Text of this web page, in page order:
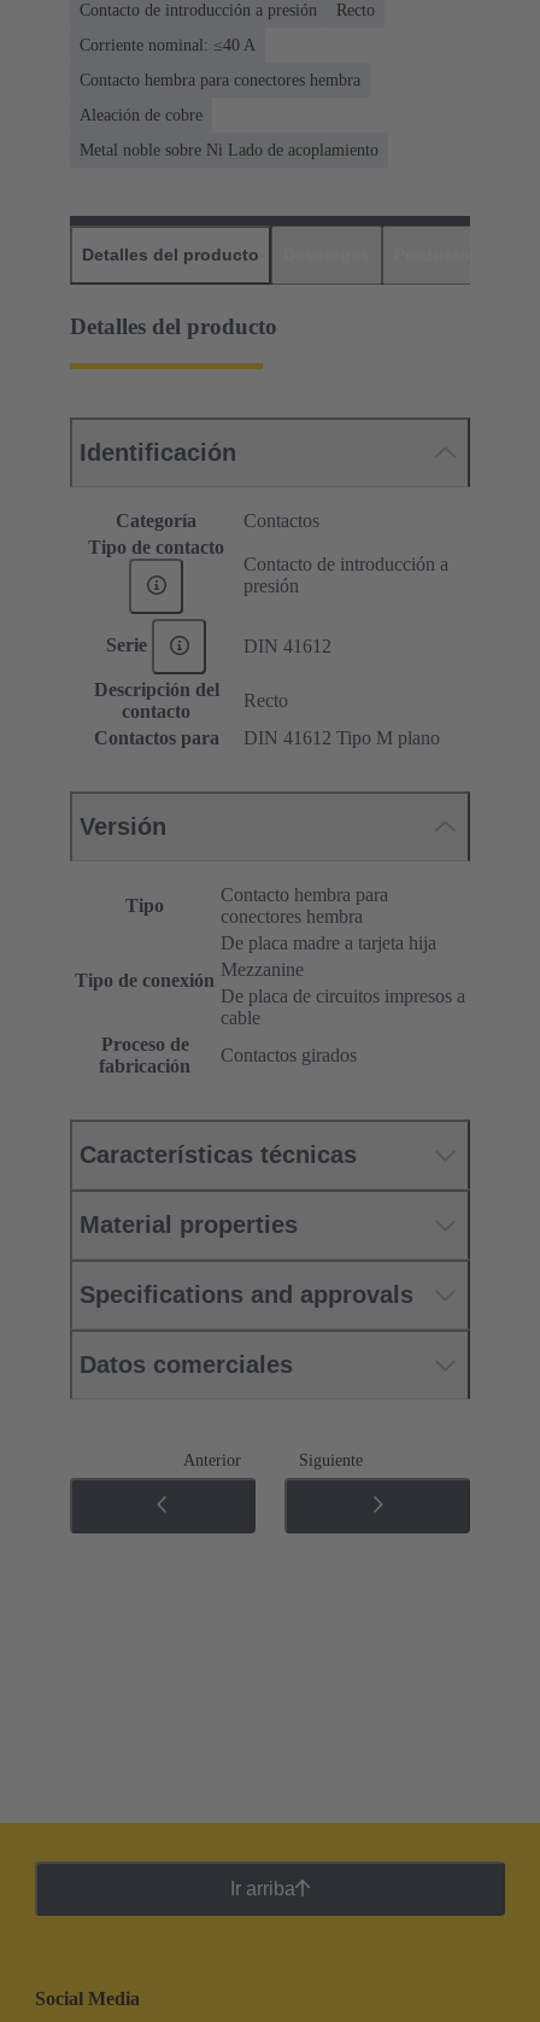
Contacto de introducción a presión
Recto
Corriente nominal: ≤40 A
Contacto hembra para conectores hembra
Aleación de cobre
Metal noble sobre Ni Lado de acoplamiento
Detalles del producto
Detalles del producto
Identificación
Categoría
Contactos
Tipo de contacto
Contacto de introducción a
presión
Serie DIN 41612
Descripción del
contacto
Recto
Contactos para
DIN 41612 Tipo M plano
Versión
Tipo
Contacto hembra para
conectores hembra
Tipo de conexión
De placa madre a tarjeta hija
Mezzanine
De placa de circuitos impresos a
cable
Proceso de
fabricación
Contactos girados
Características técnicas
Material properties
Specifications and approvals
Datos comerciales
Anterior Siguiente
Ir arriba
Social Media